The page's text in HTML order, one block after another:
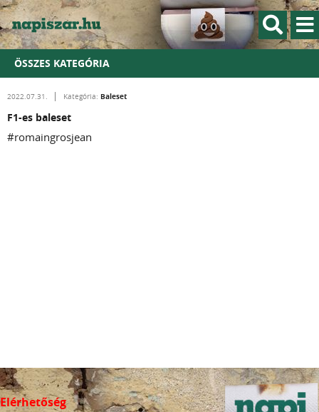
ÖSSZES KATEGÓRIA
2022.07.31. Kategória: Baleset
F1-es baleset
#romaingrosjean
Elérhetőség